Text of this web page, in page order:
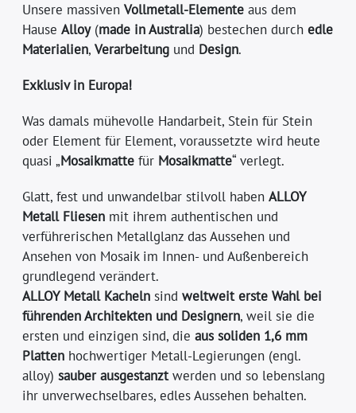
Unsere massivenVollmetall-Elemente aus dem
HauseAlloy(made in Australia) bestechen durchedle
Materialien,Verarbeitung und Design.
Exklusiv in Europa!
Was damals mühevolle Handarbeit, Stein für Stein
oder Element für Element, voraussetzte wird heute
quasi „Mosaikmatte für Mosaikmatte“ verlegt.
Glatt, fest und unwandelbar stilvoll habenALLOY
Metall Fliesen mit ihrem authentischen und
verführerischen Metallglanz das Aussehen und
Ansehen von Mosaik im Innen- und Außenbereich
grundlegend verändert.
ALLOY Metall Kacheln sindweltweit erste Wahl bei
führenden Architekten und Designern, weil sie die
ersten und einzigen sind, dieaus soliden 1,6 mm
Platten hochwertiger Metall-Legierungen (engl.
alloy)sauber ausgestanztwerden und so lebenslang
ihr unverwechselbares, edles Aussehen behalten.